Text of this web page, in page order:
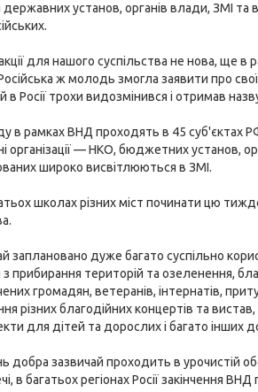
державних установ, органів влади, ЗМІ
для нашого суспільства не нова, ще в
ж молодь змогла заявити про
в Росії трохи видозмінився і отримав
в рамках ВНД проходять в 45 суб'єктах
організації — НКО, бюджетних установ,
широко висвітлюються в ЗМІ.
школах різних міст починати цю
заплановано дуже багато суспільно
територій та озеленення,
громадян, ветеранів, інтернатів,
різних благодійних концертів та
для дітей та дорослих і багато інших
зазвичай проходить в урочистій
в багатьох регіонах Росії закінчення